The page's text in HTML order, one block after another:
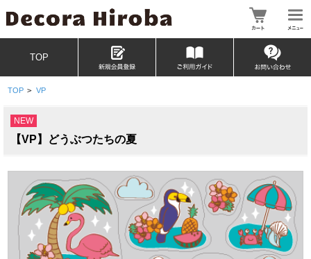
TOP
TOP > VP
NEW
【VP】どうぶつたちの夏